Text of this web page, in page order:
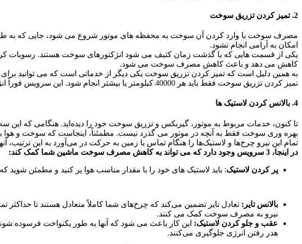
2. تمیز کردن تزریق سوخت
مصرف سوخت با وارد کردن آن سوخت به محفظه های موتور شروع می شود، جایی که به
امکان به آرامی انجام نشود.
یکی از قسمت هایی که با گذشت زمان کثیف می شود انژکتورهای سوخت هستند. رسوبات
کاهش می دهد و باعث کاهش مصرف سوخت می شود.
به همین دلیل است که تمیز کردن تزریق سوخت یکی دیگر از خدماتی است که می توانید برای
تمیز کردن تزریق سوخت فقط باید هر 40000 کیلومتر یا بیشتر انجام شود. این سرویس فوراً انژکتورها را تمیز می کند و آنها را برای جریان بهینه آزمایش می کند و مصرف سوخت خودرو شما را بهبود می بخشد.
4. بالانس کردن لاستیک ها
تا کنون، خدمات مربوط به موتور، گیربکس و تزریق سوخت خود را دیده‌اید. هنگامی که این
بهره وری سوخت فقط به آنچه در موتور می گذرد نیست. مطمئناً، اینجاست که سوخت و هوا
تمام این نیرو چرخ‌ها و لاستیک‌ها را هنگام تماس با زمین به حرکت در می‌آورد به این ترتیب،
در اینجا، 3 سرویس وجود دارد که می تواند به کاهش مصرف سوخت ماشین شما کمک کند:
پر کردن لاستیک: باید لاستیک های خود را با مقدار مناسب هوا پر کنید و مطمئن شوید
بالانس تایر: تعادل تایر تضمین می‌کند که چرخ‌های شما کاملاً متعادل هستند تا
نیرو به مصرف سوخت کمک می کنند.
عقب و جلو کردن لاستیک: این کار باعث می شود که آنها به طور یکنواخت فرسوده
هدر رفتن انرژی جلوگیری می‌کنند.